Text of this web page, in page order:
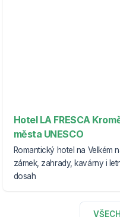
Hotel LA FRESCA
města UNESCO
Romantický hotel na Velkém
zámek, zahrady, kavárny i
dosah